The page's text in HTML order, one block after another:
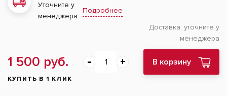
Уточните у
менеджера
Подробнее
Доставка: уточните у
менеджера
1 500 руб. В корзину
КУПИТЬ В 1 КЛИК